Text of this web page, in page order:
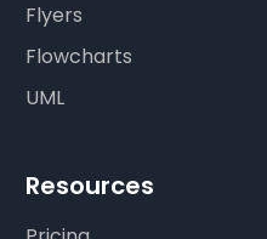
Flyers
Flowcharts
UML
Resources